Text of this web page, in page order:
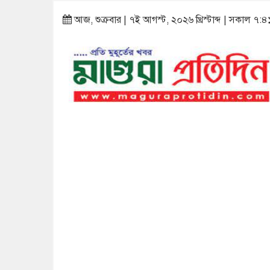
আজ, শুক্রবার | ৭ই আগস্ট, ২০২৬ খ্রিস্টাব্দ | সকাল